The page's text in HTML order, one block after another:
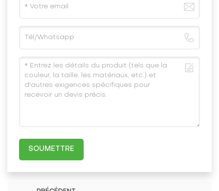
SOUMETTRE